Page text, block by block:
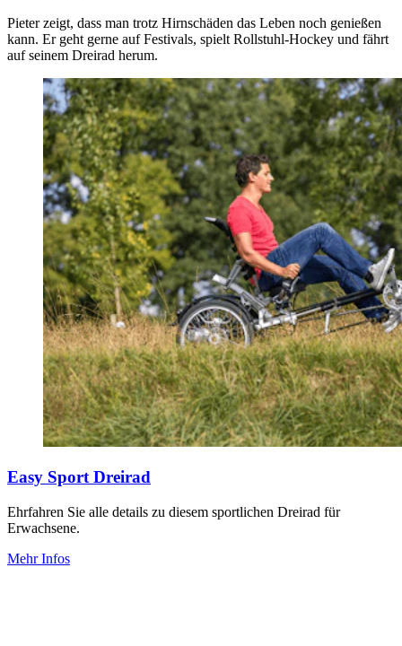
Pieter zeigt, dass man trotz Hirnschäden das Leben noch genießen
kann. Er geht gerne auf Festivals, spielt Rollstuhl-Hockey und fährt
auf seinem Dreirad herum.
Easy Sport Dreirad
Ehrfahren Sie alle details zu diesem sportlichen Dreirad für
Erwachsene.
Mehr Infos